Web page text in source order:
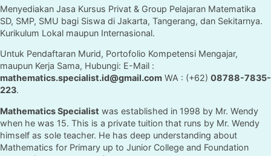
Menyediakan Jasa Kursus Privat & Group Pelajaran Matematika
SD, SMP, SMU bagi Siswa di Jakarta, Tangerang, dan Sekitarnya.
Kurikulum Lokal maupun Internasional.
Untuk Pendaftaran Murid, Portofolio Kompetensi Mengajar,
maupun Kerja Sama, Hubungi: E-Mail :
mathematics.specialist.id@gmail.com WA : (+62) 08788-7835-
223.
Mathematics Specialist was established in 1998 by Mr. Wendy
when he was 15. This is a private tuition that runs by Mr. Wendy
himself as sole teacher. He has deep understanding about
Mathematics for Primary up to Junior College and Foundation